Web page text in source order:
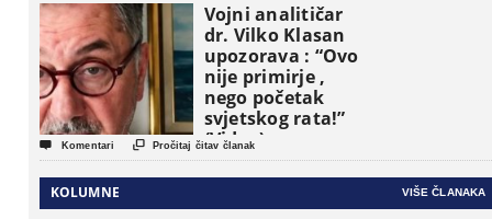
Vojni analitičar
dr. Vilko Klasan
upozorava : “Ovo
nije primirje ,
nego početak
svjetskog rata!”
(Video)
 Komentari  Pročitaj čitav članak
KOLUMNE VIŠE ČLANAKA